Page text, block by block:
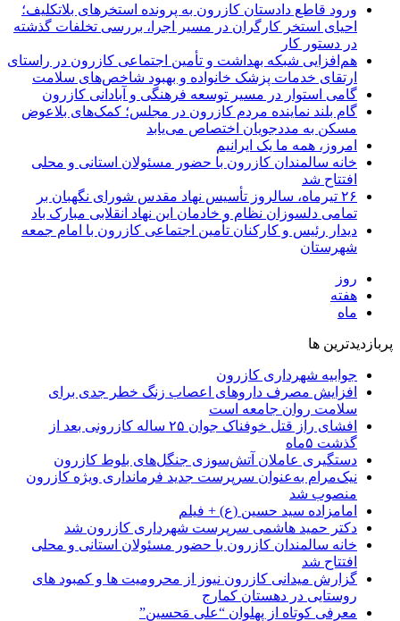
ورود قاطع دادستان کازرون به پرونده استخرهای بلاتکلیف؛
احیای استخر کارگران در مسیر اجرا، بررسی تخلفات گذشته
در دستور کار
هم‌افزایی شبکه بهداشت و تأمین اجتماعی کازرون در راستای
ارتقای خدمات پزشک خانواده و بهبود شاخص‌های سلامت
گامی استوار در مسیر توسعه فرهنگی و آبادانی کازرون
گام بلند نماینده مردم کازرون در مجلس؛ کمک‌های بلاعوض
مسکن به مددجویان اختصاص می‌یابد
امروز، همه ما یک ایرانیم
خانه سالمندان کازرون با حضور مسئولان استانی و محلی
افتتاح شد
۲۶ تیرماه، سالروز تأسیس نهاد مقدس شورای نگهبان بر
تمامی دلسوزان نظام و خادمان این نهاد انقلابی مبارک باد
دیدار رئیس و کارکنان تأمین اجتماعی کازرون با امام جمعه
شهرستان
روز
هفته
ماه
پربازدیدترین ها
جوابیه شهرداری کازرون
افزایش مصرف داروهای اعصاب زنگ خطر جدی برای
سلامت روان جامعه است
افشای راز قتل خوفناک جوان ۲۵ ساله کازرونی بعد از
گذشت ۵ماه
دستگیری عاملان آتش‌سوزی جنگل‌های بلوط کازرون
نیک‌مرام به‌عنوان سرپرست جدید فرمانداری ویژه کازرون
منصوب شد
امامزاده سید حسین (ع) + فیلم
دکتر حمید هاشمی سرپرست شهرداری کازرون شد
خانه سالمندان کازرون با حضور مسئولان استانی و محلی
افتتاح شد
گزارش میدانی کازرون نیوز از محرومیت ها و کمبود های
روستایی در دهستان کمارج
معرفی کوتاه از پهلوان “علی مَحسین”